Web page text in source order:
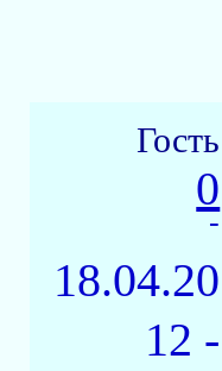
Гость
0
-
18.04.20
12 -